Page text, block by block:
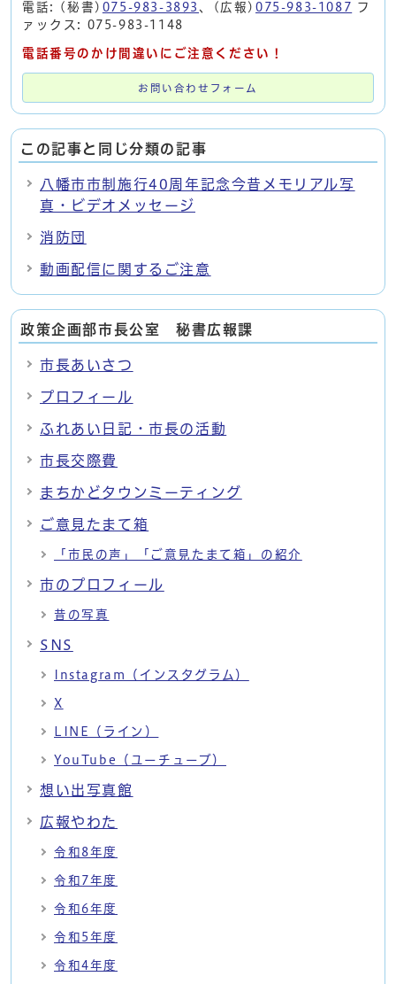
電話: (秘書) 075-983-3893、(広報)075-983-1087 フ
ァックス: 075-983-1148
電話番号のかけ間違いにご注意ください！
お問い合わせフォーム
この記事と同じ分類の記事
八幡市市制施行40周年記念今昔メモリアル写
真・ビデオメッセージ
消防団
動画配信に関するご注意
政策企画部市長公室 秘書広報課
市長あいさつ
プロフィール
ふれあい日記・市長の活動
市長交際費
まちかどタウンミーティング
ご意見たまて箱
「市民の声」「ご意見たまて箱」の紹介
市のプロフィール
昔の写真
SNS
Instagram（インスタグラム）
X
LINE（ライン）
YouTube（ユーチューブ）
想い出写真館
広報やわた
令和8年度
令和7年度
令和6年度
令和5年度
令和4年度